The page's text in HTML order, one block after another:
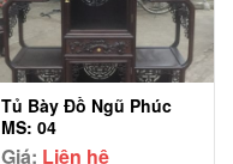
Tủ Bày Đồ Ngũ Phúc
MS: 04
Giá: Liên hệ